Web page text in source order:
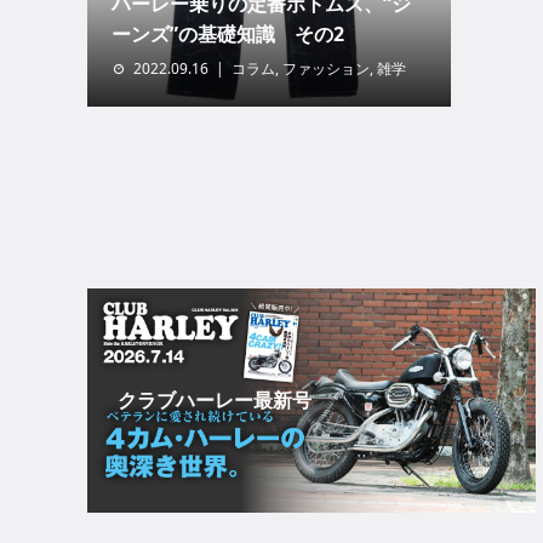
ーンズ”の基礎知識 その2
2022.09.16 コラム, ファッション,雑学
クラブハーレー最新号